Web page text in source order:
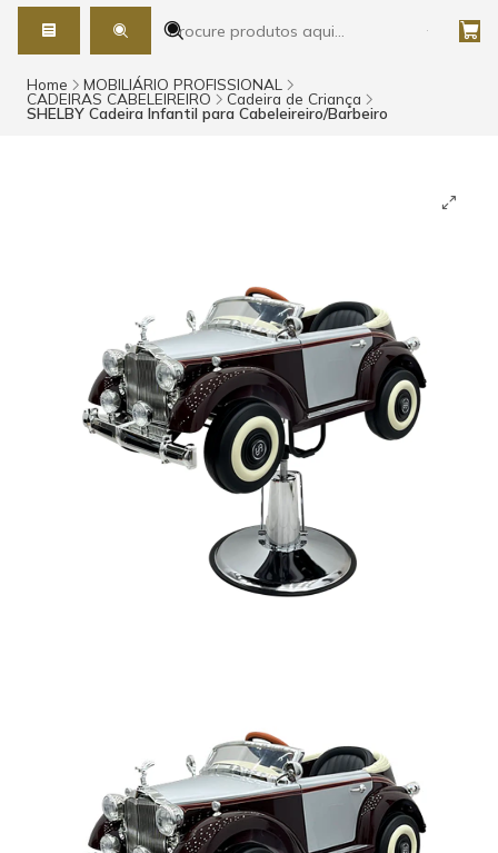
Home MOBILIÁRIO PROFISSIONAL
CADEIRAS CABELEIREIRO Cadeira de Criança
SHELBY Cadeira Infantil para Cabeleireiro/Barbeiro